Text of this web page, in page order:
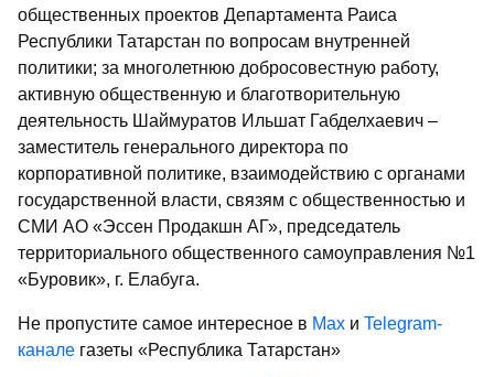
общественных проектов Департамента Раиса
Республики Татарстан по вопросам внутренней
политики; за многолетнюю добросовестную работу,
активную общественную и благотворительную
деятельность Шаймуратов Ильшат Габделхаевич –
заместитель генерального директора по
корпоративной политике, взаимодействию с органами
государственной власти, связям с общественностью и
СМИ АО «Эссен Продакшн АГ», председатель
территориального общественного самоуправления №1
«Буровик», г. Елабуга.
Не пропустите самое интересное в Max и Telegram-
канале газеты «Республика Татарстан»